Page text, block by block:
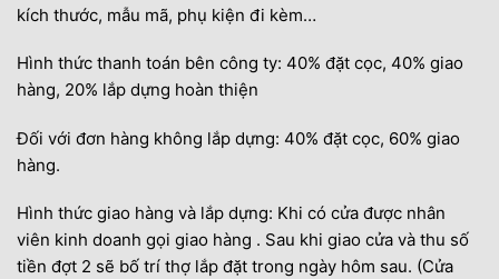
kích thước, mẫu mã, phụ kiện đi kèm…
Hình thức thanh toán bên công ty: 40% đặt cọc, 40% giao
hàng, 20% lắp dựng hoàn thiện
Đối với đơn hàng không lắp dựng: 40% đặt cọc, 60% giao
hàng.
Hình thức giao hàng và lắp dựng: Khi có cửa được nhân
viên kinh doanh gọi giao hàng . Sau khi giao cửa và thu số
tiền đợt 2 sẽ bố trí thợ lắp đặt trong ngày hôm sau. (Cửa